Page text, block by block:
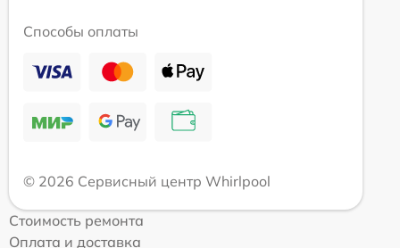
Способы оплаты
© 2026 Сервисный центр Whirlpool
Стоимость ремонта
Оплата и доставка